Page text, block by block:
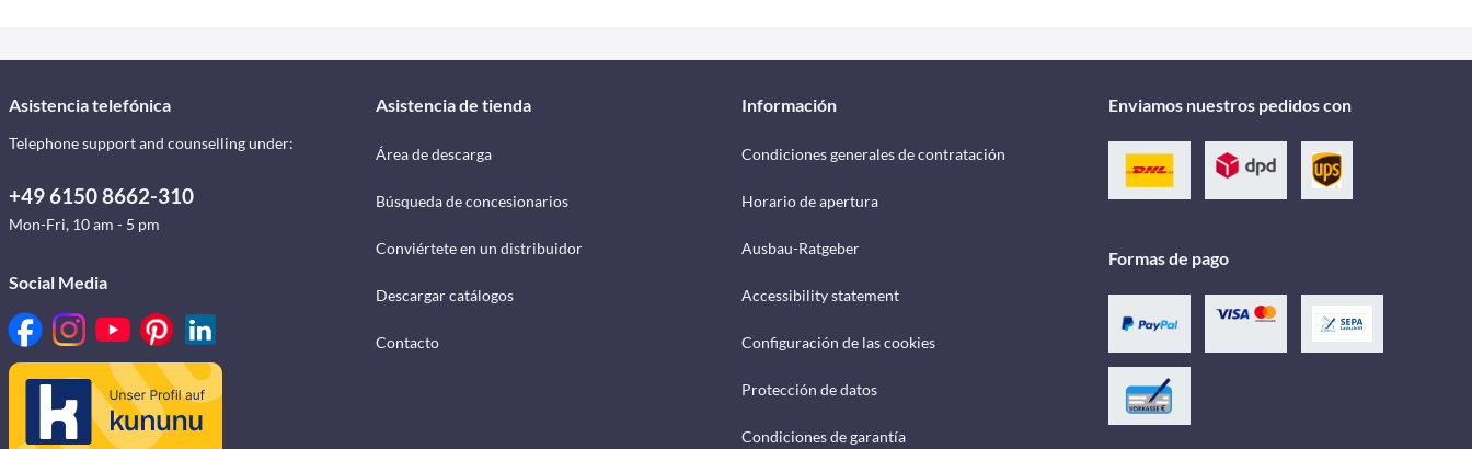
Asistencia telefónica
Telephone support and counselling under:
+49 6150 8662-310
Mon-Fri, 10 am - 5 pm
Social Media
Asistencia de tienda
Área de descarga
Búsqueda de concesionarios
Conviértete en un distribuidor
Descargar catálogos
Contacto
Información
Condiciones generales de contratación
Horario de apertura
Ausbau-Ratgeber
Accessibility statement
Configuración de las cookies
Protección de datos
Condiciones de garantía
Enviamos nuestros pedidos con
Formas de pago